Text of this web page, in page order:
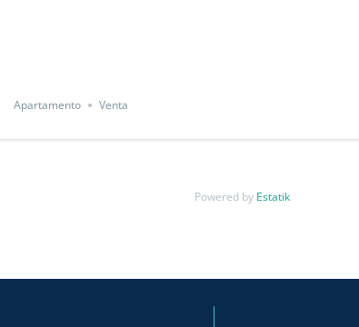
Apartamento Venta
Powered by Estatik